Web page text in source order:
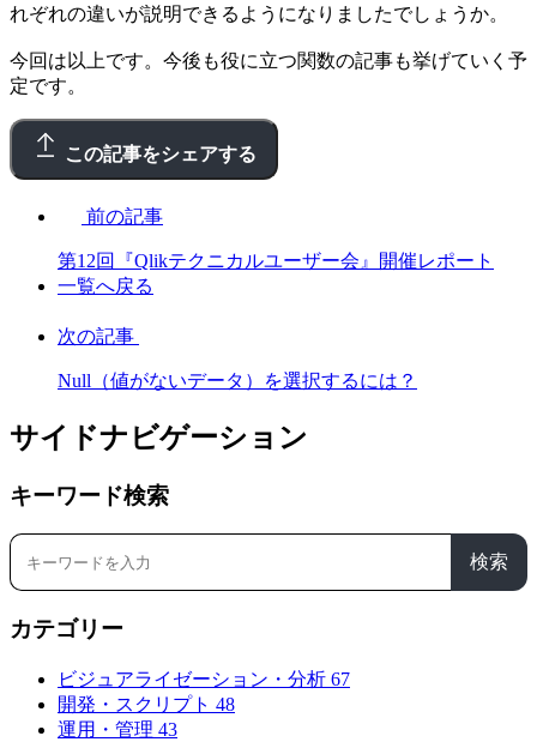
れぞれの違いが説明できるようになりましたでしょうか。
今回は以上です。今後も役に立つ関数の記事も挙げていく予
定です。
この記事をシェアする
前の記事
第12回『Qlikテクニカルユーザー会』開催レポート
一覧へ戻る
次の記事
Null（値がないデータ）を選択するには？
サイドナビゲーション
キーワード検索
検索
カテゴリー
ビジュアライゼーション・分析 67
開発・スクリプト 48
運用・管理 43